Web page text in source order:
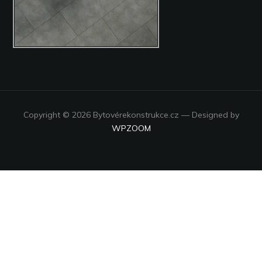
Copyright © 2026 Bytovérekonstrukce.cz — Designed by
WPZOOM